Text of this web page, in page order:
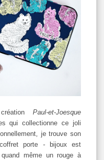
Paul-et-Joesque
qui collectionne ce joli
je trouve son
porte - bijoux est
même un rouge à